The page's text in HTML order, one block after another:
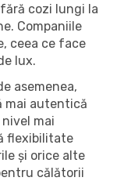
cozi lungi la
Companiile
ceea ce face
lux.
asemenea,
mai autentică
mai
flexibilitate
și orice alte
călătorii